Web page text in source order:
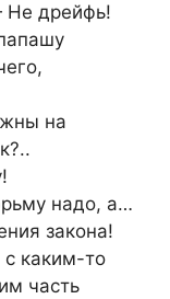
дрейфь!
на
надо, а…
закона!
с каким-то
часть